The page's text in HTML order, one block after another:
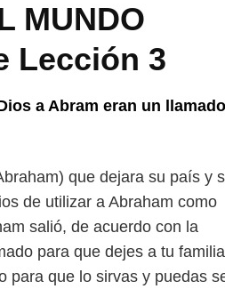
MUNDO
Lección 3
a Abram eran un llamado
que dejara su país y
de utilizar a Abraham como
salió, de acuerdo con la
para que dejes a tu familia
para que lo sirvas y puedas